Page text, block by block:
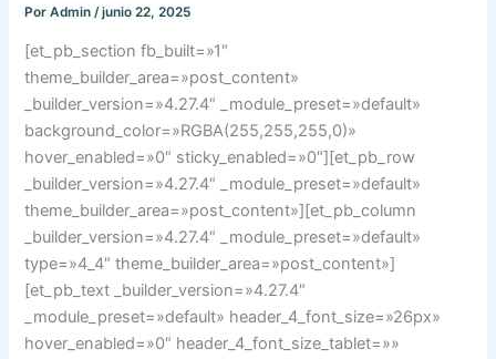
PorAdmin/junio 22, 2025
[et_pb_section fb_built=»1″
theme_builder_area=»post_content»
_builder_version=»4.27.4″ _module_preset=»default»
background_color=»RGBA(255,255,255,0)»
hover_enabled=»0″ sticky_enabled=»0″][et_pb_row
_builder_version=»4.27.4″ _module_preset=»default»
theme_builder_area=»post_content»][et_pb_column
_builder_version=»4.27.4″ _module_preset=»default»
type=»4_4″ theme_builder_area=»post_content»]
[et_pb_text _builder_version=»4.27.4″
_module_preset=»default» header_4_font_size=»26px»
hover_enabled=»0″ header_4_font_size_tablet=»»